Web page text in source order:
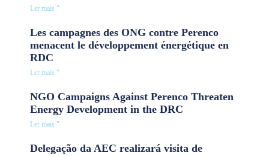
Ler mais "
Les campagnes des ONG contre Perenco
menacent le développement énergétique en
RDC
Ler mais "
NGO Campaigns Against Perenco Threaten
Energy Development in the DRC
Ler mais "
Delegação da AEC realizará visita de